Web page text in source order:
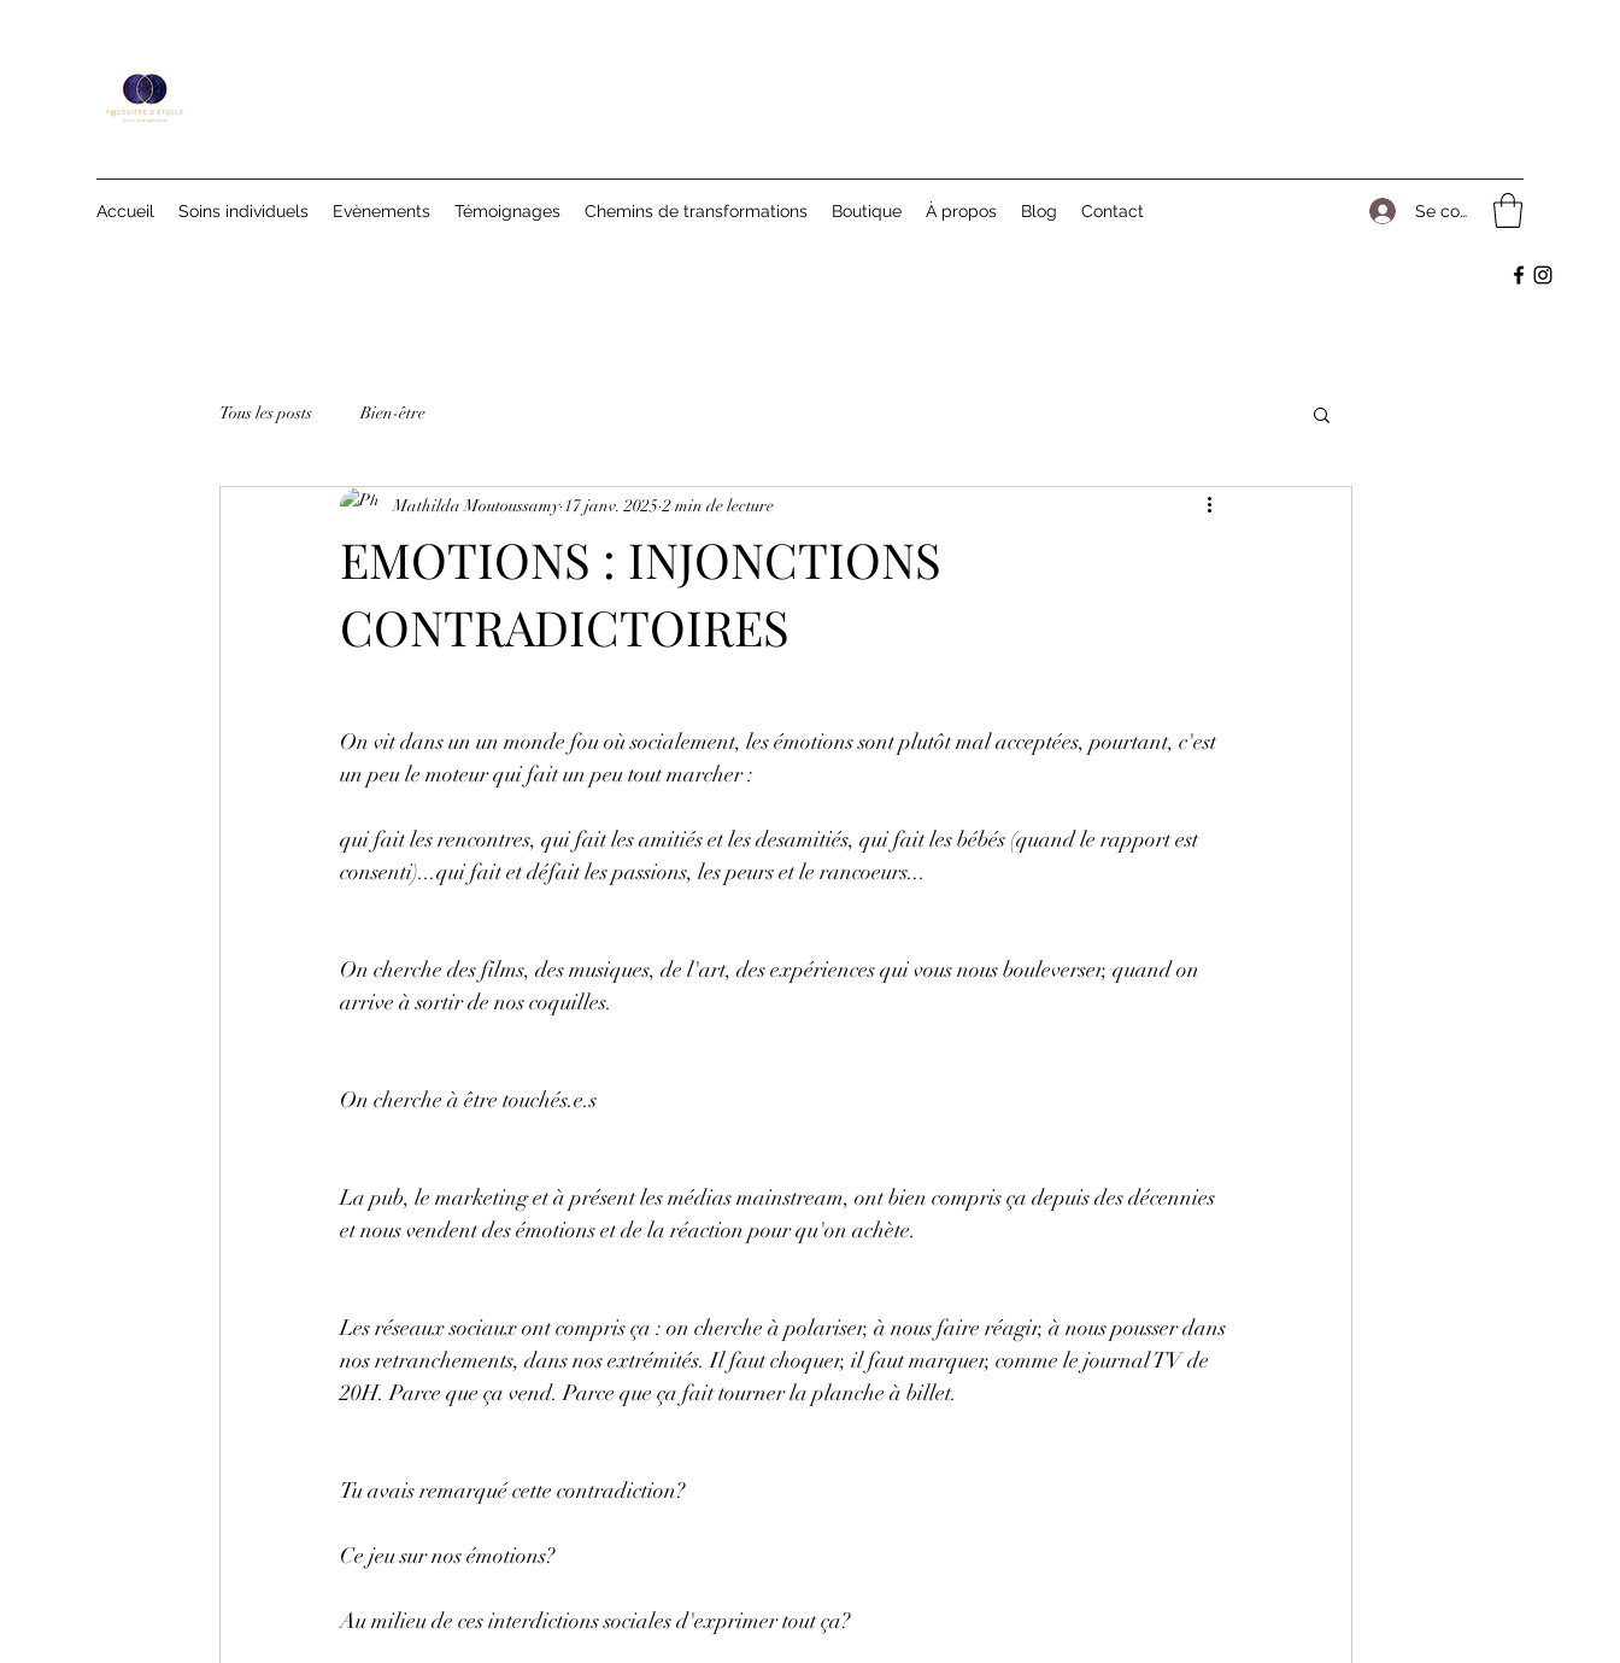
Accueil Soins individuels Evènements Témoignages Chemins de transformations Boutique À propos Blog Contact Se connecter
Tous les posts Bien-être
EMOTIONS : INJONCTIONS
CONTRADICTOIRES
Mathilda Moutoussamy 17 janv. 2025 2 min de lecture
On vit dans un un monde fou où socialement, les émotions sont plutôt mal acceptées, pourtant, c'est
un peu le moteur qui fait un peu tout marcher :
qui fait les rencontres, qui fait les amitiés et les desamitiés, qui fait les bébés (quand le rapport est
consenti)...qui fait et défait les passions, les peurs et le rancoeurs...
On cherche des films, des musiques, de l'art, des expériences qui vous nous bouleverser, quand on
arrive à sortir de nos coquilles.
On cherche à être touchés.e.s
La pub, le marketing et à présent les médias mainstream, ont bien compris ça depuis des décennies
et nous vendent des émotions et de la réaction pour qu'on achète.
Les réseaux sociaux ont compris ça : on cherche à polariser, à nous faire réagir, à nous pousser dans
nos retranchements, dans nos extrémités. Il faut choquer, il faut marquer, comme le journal TV de
20H. Parce que ça vend. Parce que ça fait tourner la planche à billet.
Tu avais remarqué cette contradiction?
Ce jeu sur nos émotions?
Au milieu de ces interdictions sociales d'exprimer tout ça?